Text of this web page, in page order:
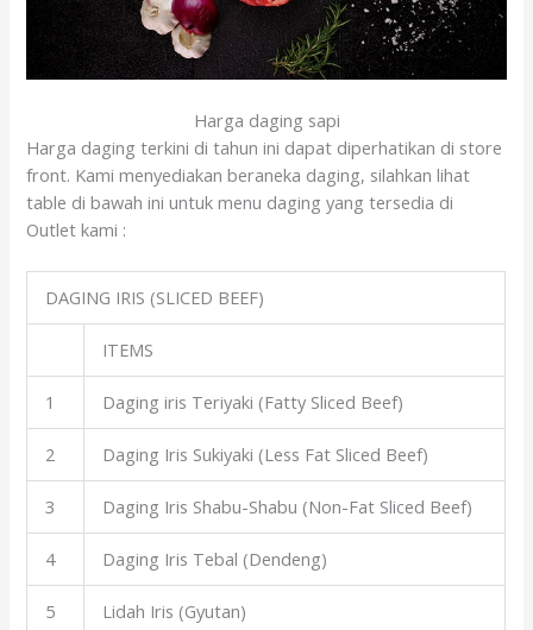
Harga daging sapi
Harga daging terkini di tahun ini dapat diperhatikan di store
front. Kami menyediakan beraneka daging, silahkan lihat
table di bawah ini untuk menu daging yang tersedia di
Outlet kami :
DAGING IRIS (SLICED BEEF)
ITEMS
1 Daging iris Teriyaki (Fatty Sliced Beef)
2 Daging Iris Sukiyaki (Less Fat Sliced Beef)
3 Daging Iris Shabu-Shabu (Non-Fat Sliced Beef)
4 Daging Iris Tebal (Dendeng)
5 Lidah Iris (Gyutan)